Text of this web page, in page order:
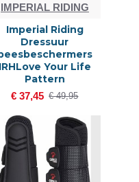
IMPERIAL RIDING
Imperial Riding
Dressuur
IRHLove Your Life
Pattern
€ 37,45 € 49,95